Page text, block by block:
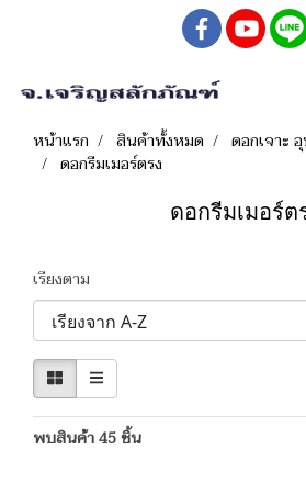
หน้าแรก สินค้าทั้งหมด
ดอกเจาะ
ดอกรีมเมอร์ตรง
ดอกรีมเมอร์ต
เรียงตาม
พบสินค้า 45 ชิ้น